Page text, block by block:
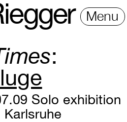
iegger Menu
Solo exhibition
Karlsruhe